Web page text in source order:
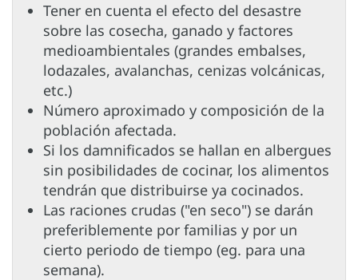
Tener en cuenta el efecto del desastre
sobre las cosecha, ganado y factores
medioambientales (grandes embalses,
lodazales, avalanchas, cenizas volcánicas,
etc.)
Número aproximado y composición de la
población afectada.
Si los damnificados se hallan en albergues
sin posibilidades de cocinar, los alimentos
tendrán que distribuirse ya cocinados.
Las raciones crudas ("en seco") se darán
preferiblemente por familias y por un
cierto periodo de tiempo (eg. para una
semana).